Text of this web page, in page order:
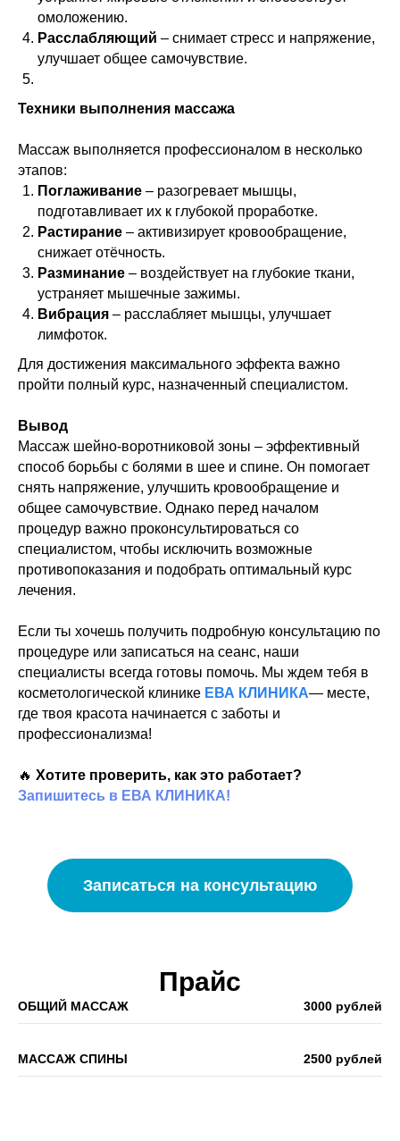
омоложению.
Расслабляющий – снимает стресс и напряжение,
улучшает общее самочувствие.
Техники выполнения массажа
Массаж выполняется профессионалом в несколько
этапов:
Поглаживание – разогревает мышцы,
подготавливает их к глубокой проработке.
Растирание – активизирует кровообращение,
снижает отёчность.
Разминание – воздействует на глубокие ткани,
устраняет мышечные зажимы.
Вибрация – расслабляет мышцы, улучшает
лимфоток.
Для достижения максимального эффекта важно
пройти полный курс, назначенный специалистом.
Вывод
Массаж шейно-воротниковой зоны – эффективный
способ борьбы с болями в шее и спине. Он помогает
снять напряжение, улучшить кровообращение и
общее самочувствие. Однако перед началом
процедур важно проконсультироваться со
специалистом, чтобы исключить возможные
противопоказания и подобрать оптимальный курс
лечения.
Если ты хочешь получить подробную консультацию по
процедуре или записаться на сеанс, наши
специалисты всегда готовы помочь. Мы ждем тебя в
косметологической клинике ЕВА КЛИНИКА— месте,
где твоя красота начинается с заботы и
профессионализма!
🔥 Хотите проверить, как это работает?
Запишитесь в ЕВА КЛИНИКА!
Записаться на консультацию
Прайс
ОБЩИЙ МАССАЖ 3000 рублей
МАССАЖ СПИНЫ 2500 рублей